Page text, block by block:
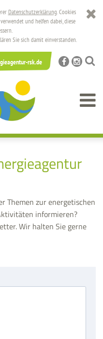
rsk.de
Themen zur energetischen
informieren?
Wir halten Sie gerne
Datenschutzerklärung. Cookies
und helfen dabei, diese
Sie sich damit einverstanden.